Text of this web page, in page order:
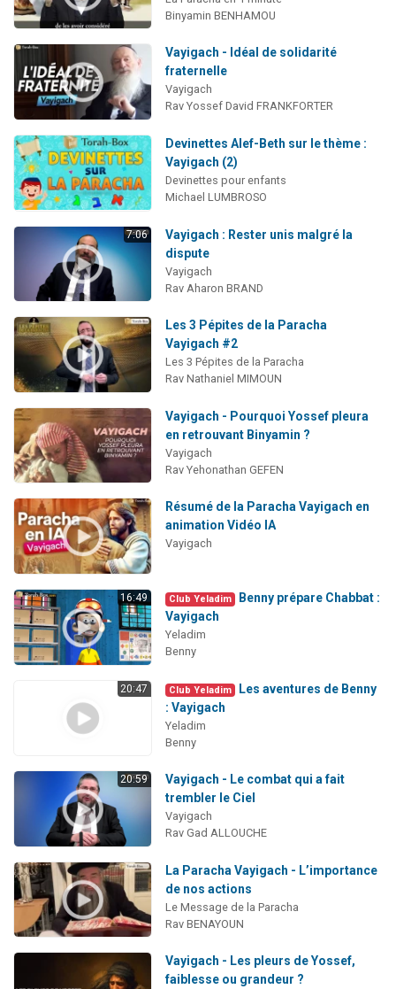
Binyamin BENHAMOU
Vayigach - Idéal de solidarité
fraternelle
Vayigach
Rav Yossef David FRANKFORTER
Devinettes Alef-Beth sur le thème :
Vayigach (2)
Devinettes pour enfants
Michael LUMBROSO
7:06
Vayigach : Rester unis malgré la
dispute
Vayigach
Rav Aharon BRAND
Les 3 Pépites de la Paracha
Vayigach #2
Les 3 Pépites de la Paracha
Rav Nathaniel MIMOUN
Vayigach - Pourquoi Yossef pleura
en retrouvant Binyamin ?
Vayigach
Rav Yehonathan GEFEN
Résumé de la Paracha Vayigach en
animation Vidéo IA
Vayigach
16:49 Club Yeladim
Benny prépare Chabbat :
Vayigach
Yeladim
Benny
20:47 Club Yeladim
Les aventures de Benny
: Vayigach
Yeladim
Benny
20:59
Vayigach - Le combat qui a fait
trembler le Ciel
Vayigach
Rav Gad ALLOUCHE
La Paracha Vayigach - L’importance
de nos actions
Le Message de la Paracha
Rav BENAYOUN
Vayigach - Les pleurs de Yossef,
faiblesse ou grandeur ?